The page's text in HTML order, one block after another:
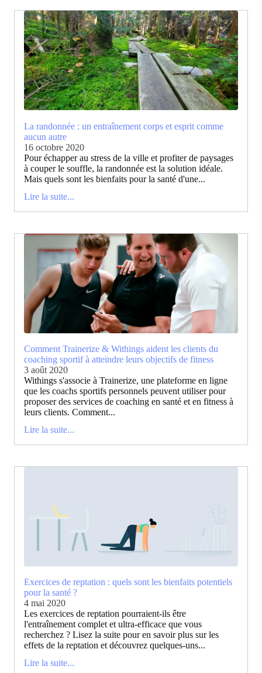
La randonnée : un entraînement corps et esprit comme
aucun autre
16 octobre 2020
Pour échapper au stress de la ville et profiter de paysages
à couper le souffle, la randonnée est la solution idéale.
Mais quels sont les bienfaits pour la santé d'une...
Lire la suite...
Comment Trainerize & Withings aident les clients du
coaching sportif à atteindre leurs objectifs de fitness
3 août 2020
Withings s'associe à Trainerize, une plateforme en ligne
que les coachs sportifs personnels peuvent utiliser pour
proposer des services de coaching en santé et en fitness à
leurs clients. Comment...
Lire la suite...
Exercices de reptation : quels sont les bienfaits potentiels
pour la santé ?
4 mai 2020
Les exercices de reptation pourraient-ils être
l'entraînement complet et ultra-efficace que vous
recherchez ? Lisez la suite pour en savoir plus sur les
effets de la reptation et découvrez quelques-uns...
Lire la suite...